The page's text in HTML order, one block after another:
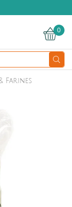
0
Farines